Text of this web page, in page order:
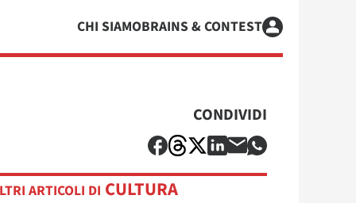
CHI SIAMOBRAINS & CONTEST
CONDIVIDI
ARTICOLI DI CULTURA